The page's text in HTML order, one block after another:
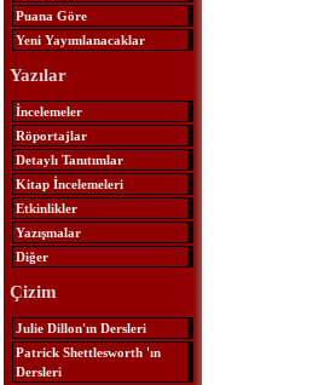
Puana Göre
Yeni Yayımlanacaklar
Yazılar
İncelemeler
Röportajlar
Detaylı Tanıtımlar
Kitap İncelemeleri
Etkinlikler
Yazışmalar
Diğer
Çizim
Julie Dillon'ın Dersleri
Patrick Shettlesworth 'ın
Dersleri